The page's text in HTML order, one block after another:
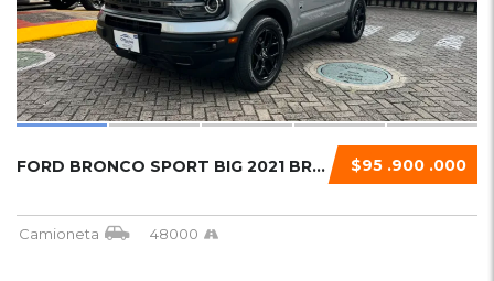
$95 .900 .000
FORD BRONCO SPORT BIG 2021 BRONCO SPORT BIG
Camioneta 48000